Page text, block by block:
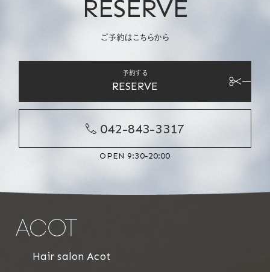
RESERVE
ご予約はこちらから
予約する
RESERVE
042-843-3317
OPEN 9:30-20:00
Hair salon Acot